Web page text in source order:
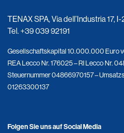
TENAX SPA, Via dell’Industria 17,
Tel.+39 039 92191
Gesellschaftskapital 10.000.000 Euro
REA Lecco Nr. 176025 – RI Lecco Nr.
Steuernummer 04866970157 –
01263300137
Folgen Sie uns auf Social Media